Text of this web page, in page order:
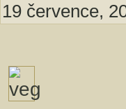
19 července,